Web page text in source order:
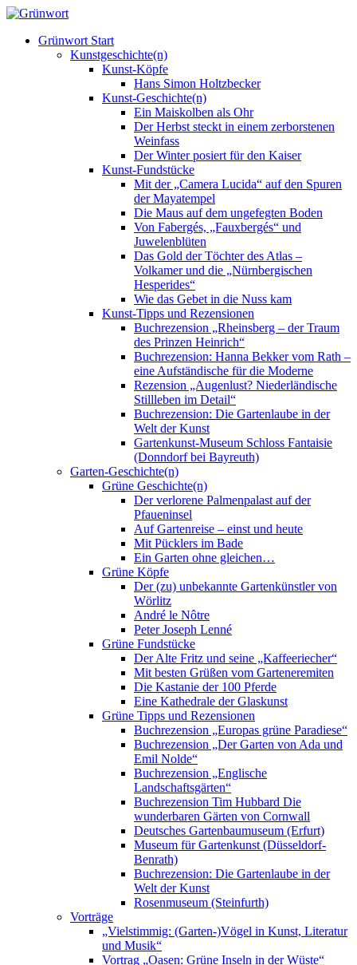
Grünwort Start
Kunstgeschichte(n)
Kunst-Köpfe
Hans Simon Holtzbecker
Kunst-Geschichte(n)
Ein Maiskolben als Ohr
Der Herbst steckt in einem zerborstenen
Weinfass
Der Winter posiert für den Kaiser
Kunst-Fundstücke
Mit der „Camera Lucida“ auf den Spuren
der Mayatempel
Die Maus auf dem ungefegten Boden
Von Fabergés, „Fauxbergés“ und
Juwelenblüten
Das Gold der Töchter des Atlas –
Volkamer und die „Nürnbergischen
Hesperides“
Wie das Gebet in die Nuss kam
Kunst-Tipps und Rezensionen
Buchrezension „Rheinsberg – der Traum
des Prinzen Heinrich“
Buchrezension: Hanna Bekker vom Rath –
eine Aufständische für die Moderne
Rezension „Augenlust? Niederländische
Stillleben im Detail“
Buchrezension: Die Gartenlaube in der
Welt der Kunst
Gartenkunst-Museum Schloss Fantaisie
(Donndorf bei Bayreuth)
Garten-Geschichte(n)
Grüne Geschichte(n)
Der verlorene Palmenpalast auf der
Pfaueninsel
Auf Gartenreise – einst und heute
Mit Pücklers im Bade
Ein Garten ohne gleichen…
Grüne Köpfe
Der (zu) unbekannte Gartenkünstler von
Wörlitz
André le Nôtre
Peter Joseph Lenné
Grüne Fundstücke
Der Alte Fritz und seine „Kaffeeriecher“
Mit besten Grüßen vom Garteneremiten
Die Kastanie der 100 Pferde
Eine Kathedrale der Glaskunst
Grüne Tipps und Rezensionen
Buchrezension „Europas grüne Paradiese“
Buchrezension „Der Garten von Ada und
Emil Nolde“
Buchrezension „Englische
Landschaftsgärten“
Buchrezension Tim Hubbard Die
wunderbaren Gärten von Cornwall
Deutsches Gartenbaumuseum (Erfurt)
Museum für Gartenkunst (Düsseldorf-
Benrath)
Buchrezension: Die Gartenlaube in der
Welt der Kunst
Rosenmuseum (Steinfurth)
Vorträge
„Vielstimmig: (Garten-)Vögel in Kunst, Literatur
und Musik“
Vortrag „Oasen: Grüne Inseln in der Wüste“